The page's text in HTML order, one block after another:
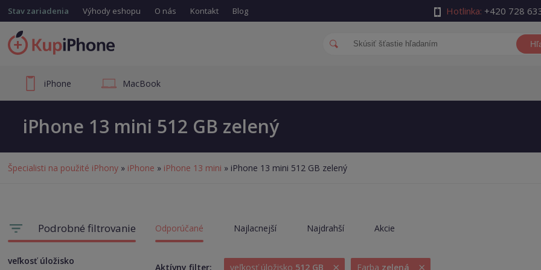
Stav zariadenia Výhody eshopu O nás Kontakt Blog Hotlinka: +420 728
iPhone MacBook
iPhone 13 mini 512 GB zelený
Špecialisti na použité iPhony » iPhone » iPhone 13 mini » iPhone 13 mini 512 GB zelený
Podrobné filtrovanie
veľkosť úložisko
Odporúčané Najlacnejší Najdrahší Akcie
Aktívny filter: veľkosť úložisko 512 GB Farba zelená